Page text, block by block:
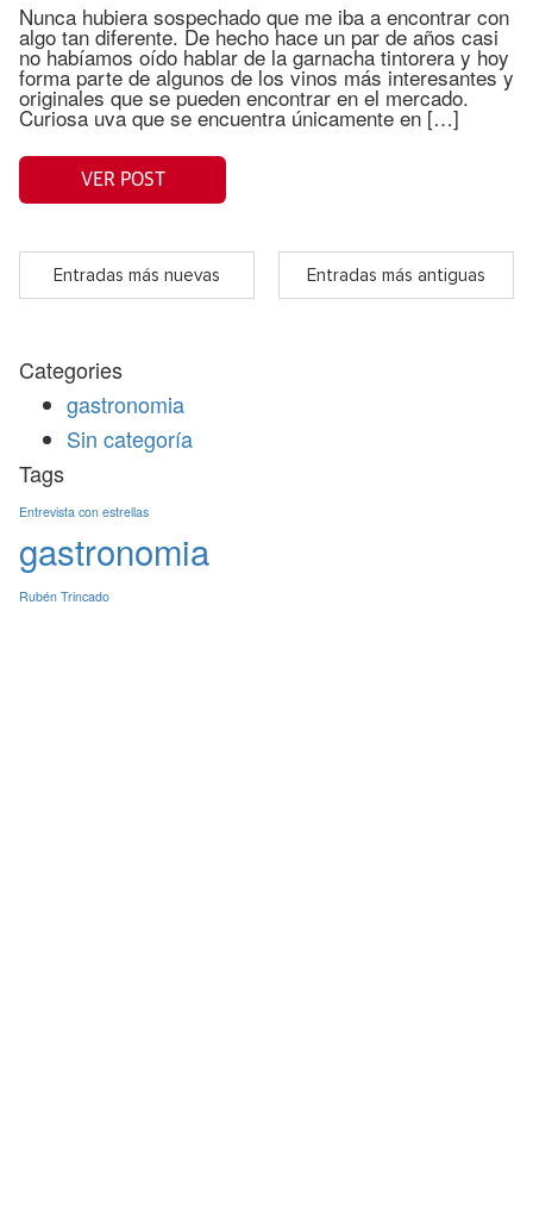
Nunca hubiera sospechado que me iba a encontrar con
algo tan diferente. De hecho hace un par de años casi
no habíamos oído hablar de la garnacha tintorera y hoy
forma parte de algunos de los vinos más interesantes y
originales que se pueden encontrar en el mercado.
Curiosa uva que se encuentra únicamente en […]
VER POST
Entradas más nuevas Entradas más antiguas
Categories
gastronomia
Sin categoría
Tags
Entrevista con estrellas
gastronomia
Rubén Trincado